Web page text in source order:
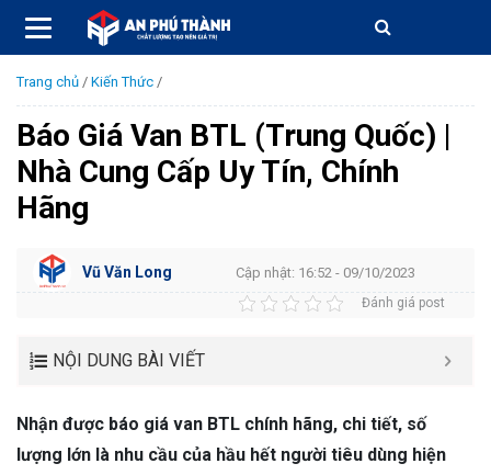
Trang chủ / Kiến Thức /
Báo Giá Van BTL (Trung Quốc) |
Nhà Cung Cấp Uy Tín, Chính
Hãng
Vũ Văn Long Cập nhật: 16:52 - 09/10/2023
Đánh giá post
NỘI DUNG BÀI VIẾT
Nhận được báo giá van BTL chính hãng, chi tiết, số
lượng lớn là nhu cầu của hầu hết người tiêu dùng hiện